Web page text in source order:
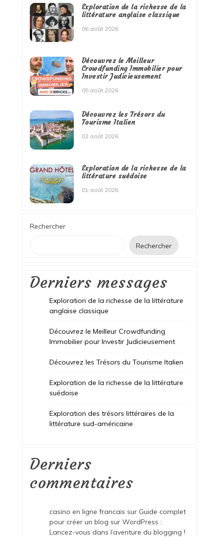
Exploration de la richesse de la
littérature anglaise classique
06 août 2026
Découvrez le Meilleur
Crowdfunding Immobilier pour
Investir Judicieusement
05 août 2026
Découvrez les Trésors du
Tourisme Italien
02 août 2026
Exploration de la richesse de la
littérature suédoise
01 août 2026
Rechercher
Rechercher
Derniers messages
Exploration de la richesse de la littérature
anglaise classique
Découvrez le Meilleur Crowdfunding
Immobilier pour Investir Judicieusement
Découvrez les Trésors du Tourisme Italien
Exploration de la richesse de la littérature
suédoise
Exploration des trésors littéraires de la
littérature sud-américaine
Derniers
commentaires
casino en ligne francais sur Guide complet
pour créer un blog sur WordPress :
Lancez-vous dans l’aventure du blogging !